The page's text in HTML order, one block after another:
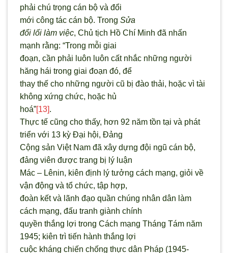
phải chú trọng cán bộ và đổi
mới công tác cán bộ. Trong Sửa
đổi lối làm việc, Chủ tịch Hồ Chí Minh đã nhấn
mạnh rằng: “Trong mỗi giai
đoạn, cần phải luôn luôn cất nhắc những người
hăng hái trong giai đoạn đó, để
thay thế cho những người cũ bị đào thải, hoặc vì tài
không xứng chức, hoặc hủ
hoá”[13].
Thực tế cũng cho thấy, hơn 92 năm tồn tại và phát
triển với 13 kỳ Đại hội, Đảng
Cộng sản Việt Nam đã xây dựng đội ngũ cán bộ,
đảng viên được trang bị lý luận
Mác – Lênin, kiên định lý tưởng cách mạng, giỏi về
vận động và tổ chức, tập hợp,
đoàn kết và lãnh đạo quần chúng nhân dân làm
cách mạng, đấu tranh giành chính
quyền thắng lợi trong Cách mạng Tháng Tám năm
1945; kiên trì tiến hành thắng lợi
cuộc kháng chiến chống thực dân Pháp (1945-